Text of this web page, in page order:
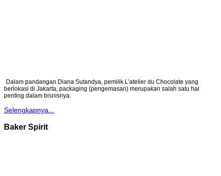
Dalam pandangan Diana Sutandya, pemilik L’atelier du Chocolate yang
berlokasi di Jakarta, packaging (pengemasan) merupakan salah satu hal
penting dalam bisnisnya.
Selengkapnya...
Baker Spirit